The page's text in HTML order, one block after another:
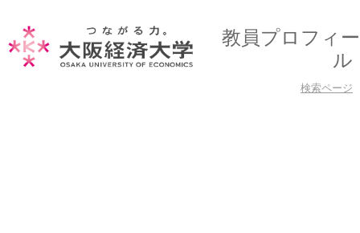
教員プロフィー
ル
検索ページ